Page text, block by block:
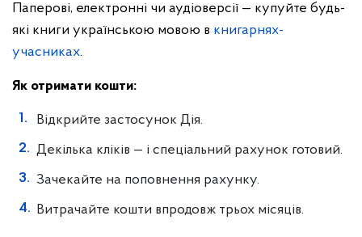
Паперові, електронні чи аудіоверсії — купуйте будь-
які книги українською мовою в книгарнях-
учасниках.
Як отримати кошти:
Відкрийте застосунок Дія.
Декілька кліків — і спеціальний рахунок готовий.
Зачекайте на поповнення рахунку.
Витрачайте кошти впродовж трьох місяців.